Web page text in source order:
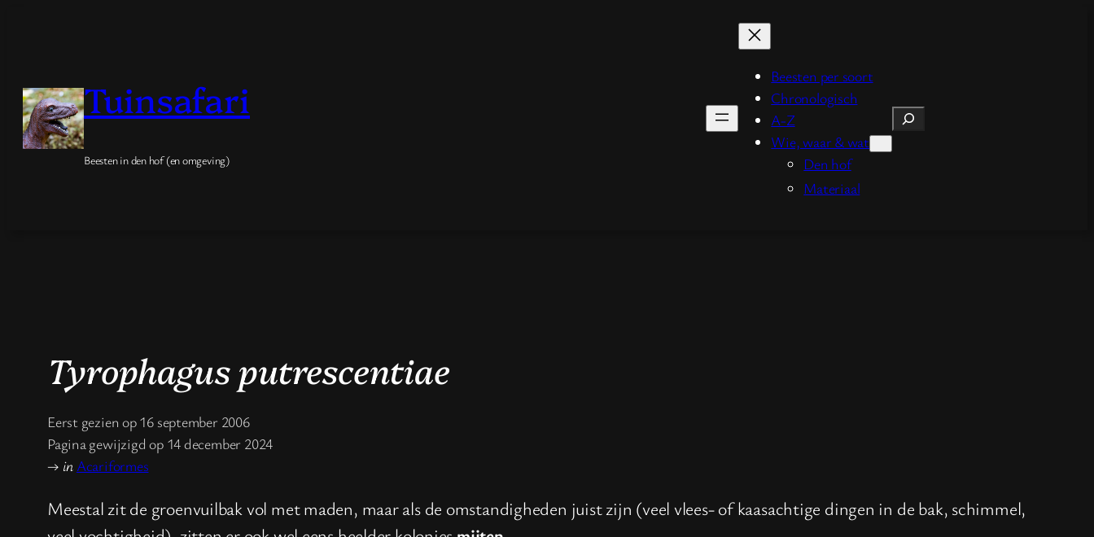
inhoud
Tuinsafari
Beesten in den hof (en omgeving)
Beesten per soort
Chronologisch
A-Z
Wie, waar & wat
Den hof
Materiaal
Zoeken
Tyrophagus putrescentiae
Eerst gezien op 16 september 2006
Pagina gewijzigd op 14 december 2024
→ in Acariformes
Meestal zit de groenvuilbak vol met maden, maar als de omstandigheden juist zijn (veel vlees- of kaasachtige dingen in de bak, schimmel,